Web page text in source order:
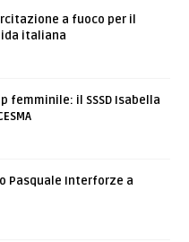
a fuoco per il
italiana
femminile: il SSSD Isabella
Pasquale Interforze a